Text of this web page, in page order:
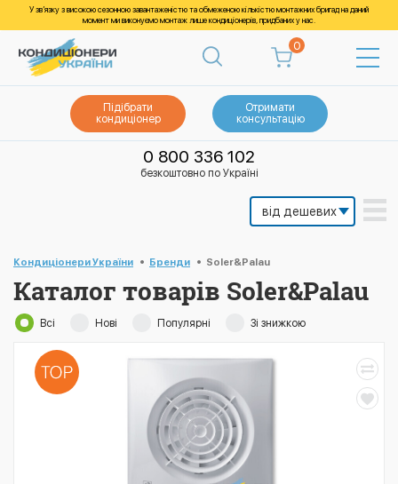
У зв’язку з високою сезонною завантаженістю та обмеженою кількістю монтажних бригад на даний
момент ми виконуємо монтаж лише кондиціонерів, придбаних у нас.
0
Підібрати
кондиціонер
Отримати
консультацію
0 800 336 102
безкоштовно по Україні
Кондиціонери України Бренди Soler&Palau
Каталог товарів Soler&Palau
Всі Нові Популярні Зі знижкою